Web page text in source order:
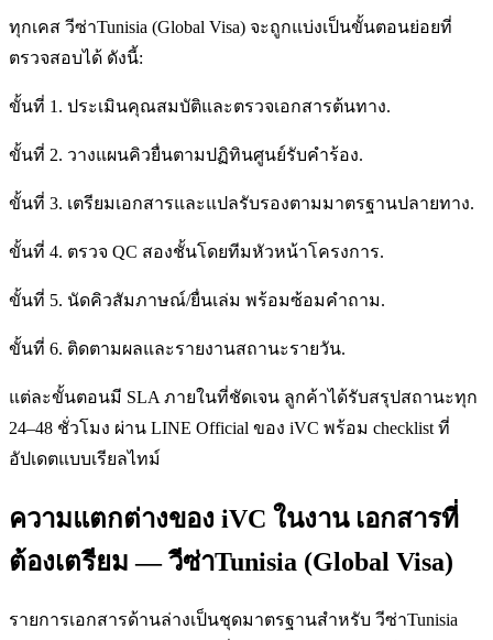
ทุกเคส วีซ่าTunisia (Global Visa) จะถูกแบ่งเป็นขั้นตอนย่อยที่
ตรวจสอบได้ ดังนี้:
ขั้นที่ 1. ประเมินคุณสมบัติและตรวจเอกสารต้นทาง.
ขั้นที่ 2. วางแผนคิวยื่นตามปฏิทินศูนย์รับคำร้อง.
ขั้นที่ 3. เตรียมเอกสารและแปลรับรองตามมาตรฐานปลายทาง.
ขั้นที่ 4. ตรวจ QC สองชั้นโดยทีมหัวหน้าโครงการ.
ขั้นที่ 5. นัดคิวสัมภาษณ์/ยื่นเล่ม พร้อมซ้อมคำถาม.
ขั้นที่ 6. ติดตามผลและรายงานสถานะรายวัน.
แต่ละขั้นตอนมี SLA ภายในที่ชัดเจน ลูกค้าได้รับสรุปสถานะทุก
24–48 ชั่วโมง ผ่าน LINE Official ของ iVC พร้อม checklist ที่
อัปเดตแบบเรียลไทม์
ความแตกต่างของ iVC ในงาน เอกสารที่
ต้องเตรียม — วีซ่าTunisia (Global Visa)
รายการเอกสารด้านล่างเป็นชุดมาตรฐานสำหรับ วีซ่าTunisia